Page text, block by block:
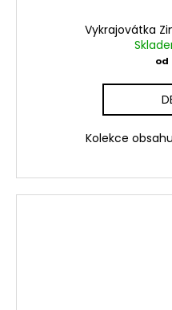
Vykrajovátka
od
Kolekce